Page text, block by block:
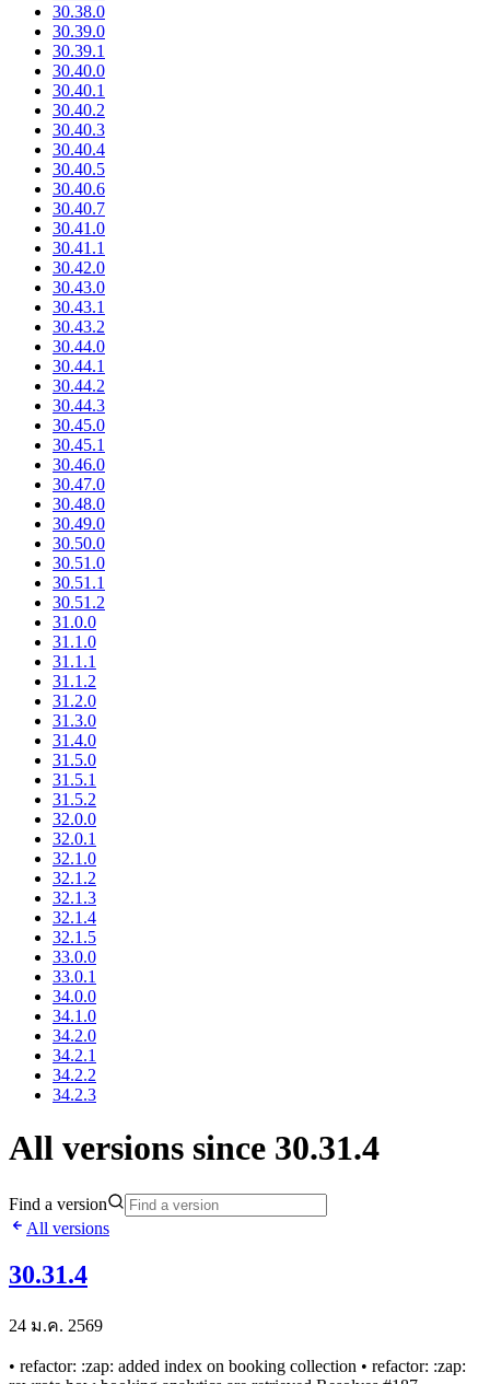
30.38.0
30.39.0
30.39.1
30.40.0
30.40.1
30.40.2
30.40.3
30.40.4
30.40.5
30.40.6
30.40.7
30.41.0
30.41.1
30.42.0
30.43.0
30.43.1
30.43.2
30.44.0
30.44.1
30.44.2
30.44.3
30.45.0
30.45.1
30.46.0
30.47.0
30.48.0
30.49.0
30.50.0
30.51.0
30.51.1
30.51.2
31.0.0
31.1.0
31.1.1
31.1.2
31.2.0
31.3.0
31.4.0
31.5.0
31.5.1
31.5.2
32.0.0
32.0.1
32.1.0
32.1.2
32.1.3
32.1.4
32.1.5
33.0.0
33.0.1
34.0.0
34.1.0
34.2.0
34.2.1
34.2.2
34.2.3
All versions since 30.31.4
Find a version
All versions
30.31.4
24 ม.ค. 2569
• refactor: :zap: added index on booking collection • refactor: :zap: